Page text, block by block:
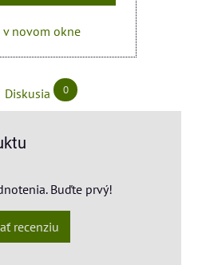
novom okne
Diskusia 0
Buďte prvý!
recenziu